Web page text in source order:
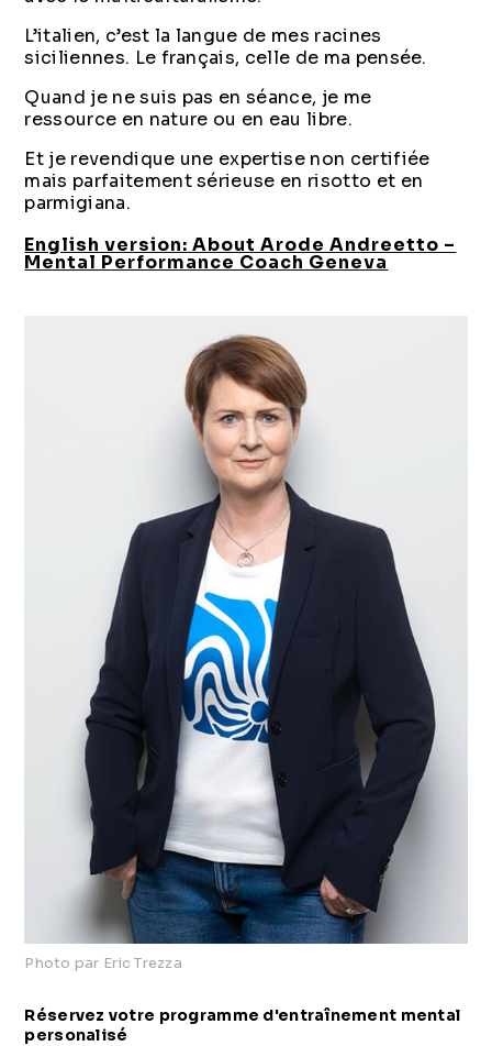
L’italien, c’est la langue de mes racines
siciliennes. Le français, celle de ma pensée.
Quand je ne suis pas en séance, je me
ressource en nature ou en eau libre.
Et je revendique une expertise non certifiée
mais parfaitement sérieuse en risotto et en
parmigiana.
English version: About Arode Andreetto –
Mental Performance Coach Geneva
Photo par Eric Trezza
Réservez votre programme d'entraînement mental
personalisé